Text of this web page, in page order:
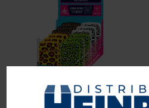
Encendedor Zengaz ZL12
Animal Print 12 uds.